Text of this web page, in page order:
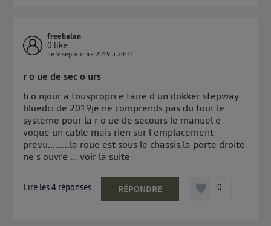
freebalan
0 like
Le9 septembre 2019 à20:31
r o ue de sec o urs
b o njour a touspropri e taire d un dokker stepway
bluedci de 2019je ne comprends pas du tout le
système pour la r o ue de secours le manuel e
voque un cable mais rien sur l emplacement
prevu.........la roue est sous le chassis,la porte droite
ne s ouvre ...voir la suite
Lire les 4 réponses RÉPONDRE 0